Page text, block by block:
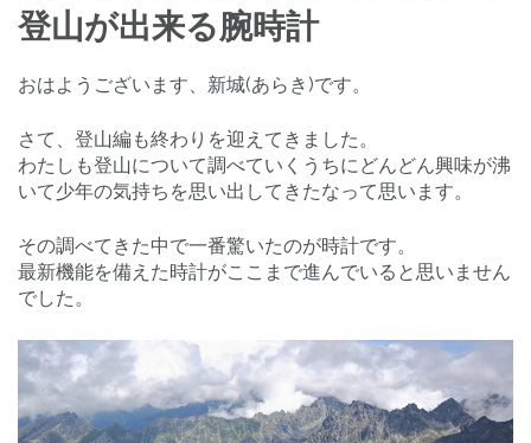
登山が出来る腕時計
おはようございます、新城(あらき)です。
さて、登山編も終わりを迎えてきました。
わたしも登山について調べていくうちにどんどん興味が沸
いて少年の気持ちを思い出してきたなって思います。
その調べてきた中で一番驚いたのが時計です。
最新機能を備えた時計がここまで進んでいると思いません
でした。